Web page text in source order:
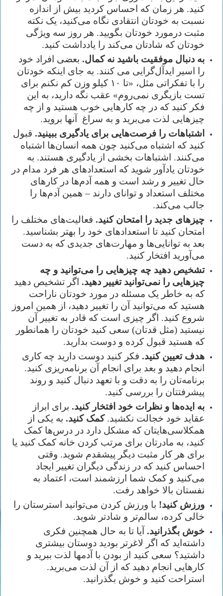
کنید. هر زمان که احساس کردید بیش از اندازه
نسبت به خودتان انتقادی نگاه می‌کنید، یک نکته
مثبت درمورد خودتان بگویید. هر روز سه ویژگی
خودتان که شادتان می‌کند را یادداشت کنید.
به دنبال موفقیت باشید نه کمال. بعضی افراد خود
را اسیر ایدآل‌گرایی می کنند. به جای اینکه خودتان
را با تفکراتی مثل، «تا ۱۰ کیلو وزن کم نکنم برای
تست بازیگری نمی‌روم» عقب نگه دارید، به این
فکر کنید که در چه کارهایی خوب هستید و از چه
چیزهایی لذت می‌برید و به سراغ آنها بروید.
اشتباهات را فرصت‌هایی برای یادگیری ببینید. قبول
کنید که اشتباه می‌کنید چون همه انسان‌ها اشتباه
می‌کنند. اشتباهات بخشی از یادگیری هستند. به
خودتان یادآور شوید که استعدادهای هر فرد مدام در
حال تغییر و رشد است و همه آدم‌ها در کارهای
مختلف استعداد و توانای دارند – همین آدم‌ها را
جالب می‌کند.
چیزهای جدید را امتحان کنید. فعالیت‌های مختلف را
امتحان کنید تا استعدادهای خود را بهتر بشناسید.
بعد به توانایی‌ها و مهارت‌های جدیدی که به دست
می‌آورید افتخار کنید.
تشخیص دهید چه چیزهایی را می‌توانید و چه
چیزهایی را نمی‌توانید تغییر دهید. اگر تشخیص دهید
که به خاطر یک مسئله در مورد خودتان ناراحت
هستید که می‌توانید آن را تغییر دهید، از همین امروز
شروع کنید. اگر چیزی است که قادر به تغییر آن
نیستید (مثل قدتان) سعی کنید خودتان را همانطور
که هستید قبول کرده و دوست بدارید.
هدف تعیین کنید. فکر کنید دوست دارید چه کاری
انجام دهید و بعد برای انجام آن برنامه‌ریزی کنید.
برنامه‌تان را به دقت و با تعهد دنبال کنید و روند
پیشرفتتان را بررسی کنید.
به ایده‌ها و نظرات خود افتخار کنید. برای ابراز
عقاید خود خجالت نکشید.کمک کنید. به یکی از
همکلاسی‌هایتان که مشکل دارد در درس‌ها کمک
کنید، به مادرتان برای مرتب کردن خانه کمک کنید یا
برای هر کار مثبت دیگر پیشقدم شوید. وقتی
احساس کنید که در زندگی دیگران تغییر ایجاد
می‌کنید و کمک شما ارزشمند است، اعتماد به
‌نفستان بالا خواهد رفت.
ورزش کنید! با ورزش کردن می‌توانید استرستان را
خالی کرده، سالم‌تر و شادتر شوید.
خوش بگذرانید. آیا تا به حال همچنین فکری
داشته‌اید که اگر لاغرتر بودید دوستان بیشتری
داشتید؟ سعی کنید از بودن با آدمها لذت ببرید و
کارهایی انجام دهید که از آن لذت می‌برید.
استراحت کنید و خوش بگذرانید.